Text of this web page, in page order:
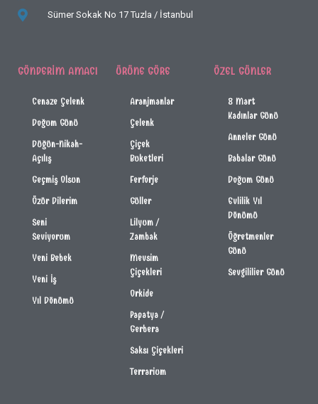
Sümer Sokak No 17 Tuzla / İstanbul
GÖNDERIM AMACI
Cenaze Çelenk
Doğum Günü
Düğün-Nikah-
Açılış
Geçmiş Olsun
Özür Dilerim
Seni
Seviyorum
Yeni Bebek
Yeni İş
Yıl Dönümü
ÜRÜNE GÖRE
Aranjmanlar
Çelenk
Çiçek
Buketleri
Ferforje
Güller
Lilyum /
Zambak
Mevsim
Çiçekleri
Orkide
Papatya /
Gerbera
Saksı Çiçekleri
Terrarium
ÖZEL GÜNLER
8 Mart
Kadınlar Günü
Anneler Günü
Babalar Günü
Doğum Günü
Evlilik Yıl
Dönümü
Öğretmenler
Günü
Sevgililier Günü